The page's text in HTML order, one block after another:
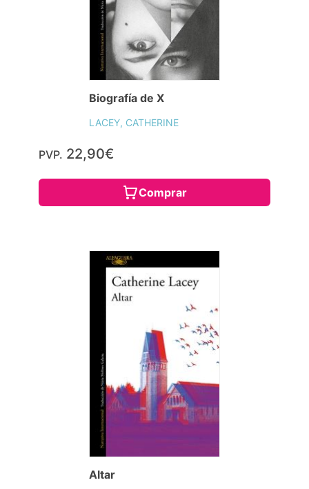
Biografía de X
LACEY, CATHERINE
PVP. 22,90€
Comprar
Altar